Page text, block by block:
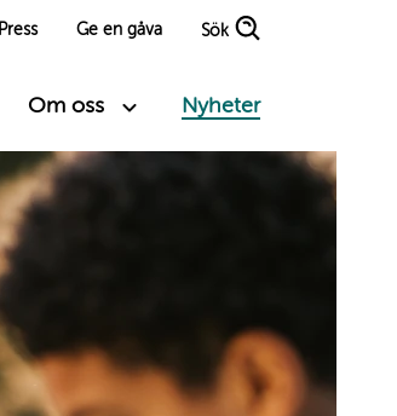
Press Ge en gåva Sök
Om oss Nyheter